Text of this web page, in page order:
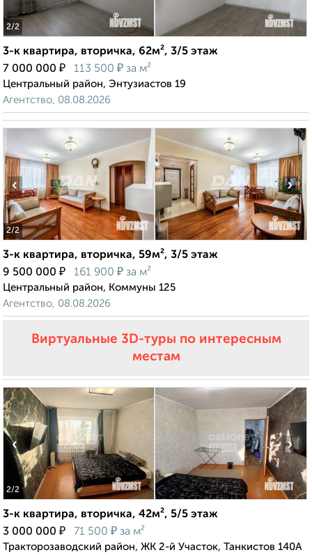
2/2
3-к квартира, вторичка, 62м², 3/5 этаж
7 000 000 ₽ 113 500 ₽ за м²
Центральный район, Энтузиастов 19
Агентство, 08.08.2026
2/2
‹ ›
3-к квартира, вторичка, 59м², 3/5 этаж
9 500 000 ₽ 161 900 ₽ за м²
Центральный район, Коммуны 125
Агентство, 08.08.2026
Виртуальные 3D-туры по интересным
местам
2/2
‹ ›
3-к квартира, вторичка, 42м², 5/5 этаж
3 000 000 ₽ 71 500 ₽ за м²
Тракторозаводский район, ЖК 2-й Участок, Танкистов 140А